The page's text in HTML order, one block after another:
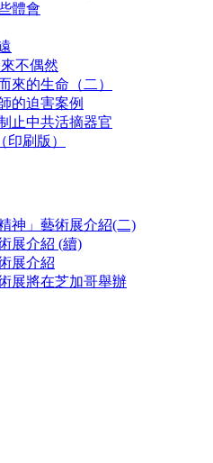
體會
不偶然
來的生命（二）
的迫害案例
止中共活摘器官
印刷版）
神」藝術展介紹(二)
展介紹 (續)
展介紹
展將在芝加哥舉辦